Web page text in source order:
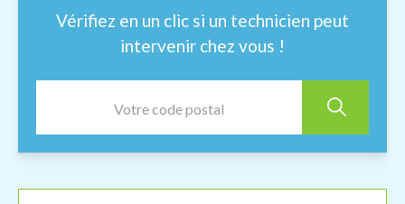
Vérifiez en un clic si un technicien peut
intervenir chez vous !